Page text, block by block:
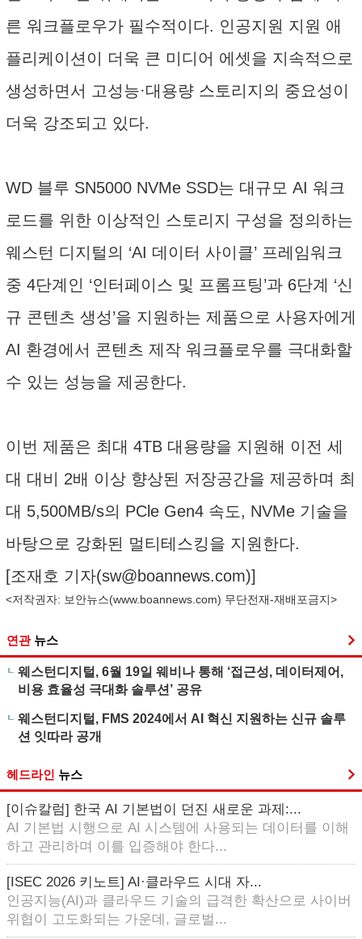
른 워크플로우가 필수적이다. 인공지원 지원 애
플리케이션이 더욱 큰 미디어 에셋을 지속적으로
생성하면서 고성능·대용량 스토리지의 중요성이
더욱 강조되고 있다.
WD 블루 SN5000 NVMe SSD는 대규모 AI 워크
로드를 위한 이상적인 스토리지 구성을 정의하는
웨스턴 디지털의 ‘AI 데이터 사이클’ 프레임워크
중 4단계인 ‘인터페이스 및 프롬프팅’과 6단계 ‘신
규 콘텐츠 생성’을 지원하는 제품으로 사용자에게
AI 환경에서 콘텐츠 제작 워크플로우를 극대화할
수 있는 성능을 제공한다.
이번 제품은 최대 4TB 대용량을 지원해 이전 세
대 대비 2배 이상 향상된 저장공간을 제공하며 최
대 5,500MB/s의 PCle Gen4 속도, NVMe 기술을
바탕으로 강화된 멀티테스킹을 지원한다.
[조재호 기자(sw@boannews.com)]
<저작권자: 보안뉴스(www.boannews.com) 무단전재-재배포금지>
연관 뉴스
웨스턴디지털, 6월 19일 웨비나 통해 ‘접근성, 데이터제어,
비용 효율성 극대화 솔루션’ 공유
웨스턴디지털, FMS 2024에서 AI 혁신 지원하는 신규 솔루
션 잇따라 공개
헤드라인 뉴스
[이슈칼럼] 한국 AI 기본법이 던진 새로운 과제:...
AI 기본법 시행으로 AI 시스템에 사용되는 데이터를 이해
하고 관리하며 이를 입증해야 한다...
[ISEC 2026 키노트] AI·클라우드 시대 자...
인공지능(AI)과 클라우드 기술의 급격한 확산으로 사이버
위협이 고도화되는 가운데, 글로벌...